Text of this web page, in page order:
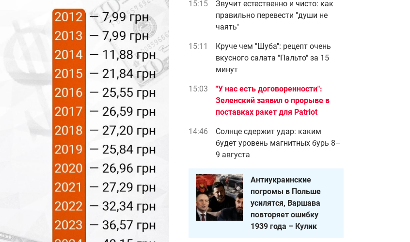
15:15
Звучит естественно и чисто: как
правильно перевести "души не
чаять"
15:11
Круче чем "Шуба": рецепт очень
вкусного салата "Пальто" за 15
минут
15:03
"У нас есть договоренности":
Зеленский заявил о прорыве в
поставках ракет для Patriot
14:46
Солнце сдержит удар: каким
будет уровень магнитных бурь 8–
9 августа
Антиукраинские
погромы в Польше
усилятся, Варшава
повторяет ошибку
1939 года – Кулик